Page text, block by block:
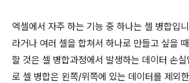
엑셀에서 자주 하는 기능 중 하나는 셀 병합입
라거나 여러 셀을 합쳐서 하나로 만들고 싶을
할 것은 셀 병합과정에서 발생하는 데이터 손실
로 셀 병합은 왼쪽/위쪽에 있는 데이터를 제외